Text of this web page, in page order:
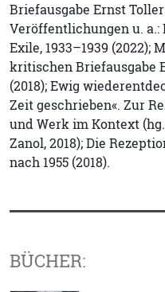
Briefausgabe Ernst
Veröffentlichungen u. a.:
Exile, 1933–1939 (2022);
kritischen Briefausgabe
(2018); Ewig
Zeit geschrieben«. Zur
und Werk im Kontext
Zanol, 2018); Die
nach 1955 (2018).
BÜCHER: